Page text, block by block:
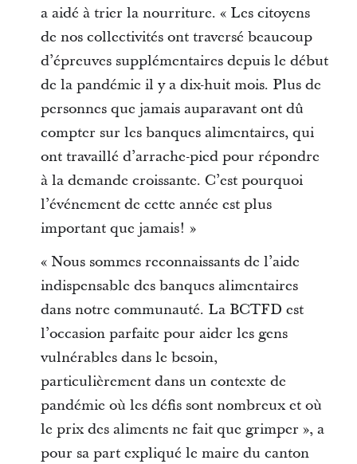
a aidé à trier la nourriture. « Les citoyens
de nos collectivités ont traversé beaucoup
d’épreuves supplémentaires depuis le début
de la pandémie il y a dix-huit mois. Plus de
personnes que jamais auparavant ont dû
compter sur les banques alimentaires, qui
ont travaillé d’arrache-pied pour répondre
à la demande croissante. C’est pourquoi
l’événement de cette année est plus
important que jamais! »
« Nous sommes reconnaissants de l’aide
indispensable des banques alimentaires
dans notre communauté. La BCTFD est
l’occasion parfaite pour aider les gens
vulnérables dans le besoin,
particulièrement dans un contexte de
pandémie où les défis sont nombreux et où
le prix des aliments ne fait que grimper », a
pour sa part expliqué le maire du canton